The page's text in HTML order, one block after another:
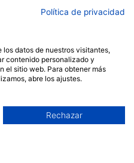
19 y 20
Política de privacidad
los datos de nuestros visitantes,
contenido personalizado y
el sitio web. Para obtener más
abre los ajustes.
Rechazar